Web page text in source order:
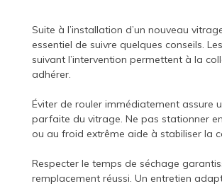
Suite à l’installation d’un nouveau
essentiel de suivre quelques conseils.
suivant l’intervention permettent à la
adhérer.
Éviter de rouler immédiatement assure
parfaite du vitrage. Ne pas stationner
ou au froid extrême aide à stabiliser la
Respecter le temps de séchage
remplacement réussi. Un entretien